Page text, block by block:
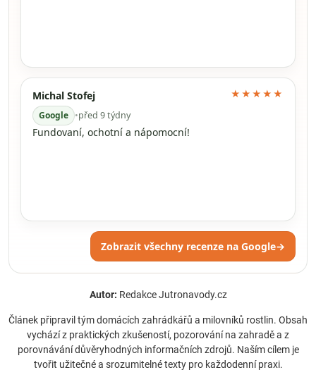
Michal Stofej
Google •před 9 týdny
★★★★★
Fundovaní, ochotní a nápomocní!
Zobrazit všechny recenze na Google→
Autor: Redakce Jutronavody.cz
Článek připravil tým domácích zahrádkářů a milovníků rostlin. Obsah
vychází z praktických zkušeností, pozorování na zahradě a z
porovnávání důvěryhodných informačních zdrojů. Naším cílem je
tvořit užitečné a srozumitelné texty pro každodenní praxi.